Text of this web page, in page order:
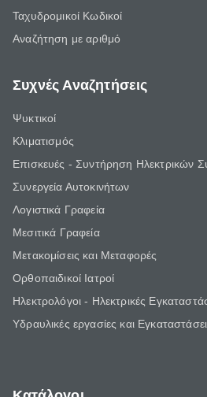
Ταχυδρομικοί Κωδικοί
Αναζήτηση με αριθμό
Συχνές Αναζητήσεις
Ψυκτικοί
Κλιματισμός
Επισκευές - Συντήρηση Ηλεκτρικών
Συνεργεία Αυτοκινήτων
Λογιστικά Γραφεία
Μεσιτικά Γραφεία
Μετακομίσεις και Μεταφορές
Ορθοπαιδικοί Ιατροί
Ηλεκτρολόγοι - Ηλεκτρικές
Υδραυλικές εργασίες και